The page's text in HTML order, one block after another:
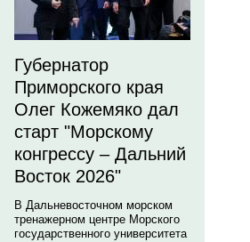
Губернатор
Приморского края
Олег Кожемяко дал
старт "Морскому
конгрессу – Дальний
Восток 2026"
В Дальневосточном морском
тренажерном центре Морского
государственного университета